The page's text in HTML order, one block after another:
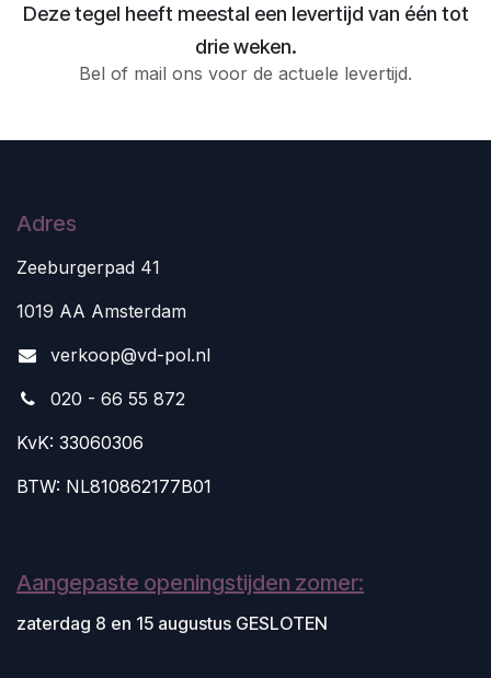
Deze tegel heeft meestal een levertijd van één tot
drie weken.
Bel of mail ons voor de actuele levertijd.
Adres
Zeeburgerpad 41
1019 AA Amsterdam
verkoop@vd-pol.nl
020 - 66 55 872
KvK: 33060306
BTW: NL810862177B01
Aangepaste openingstijden zomer:
zaterdag 8 en 15 augustus GESLOTEN